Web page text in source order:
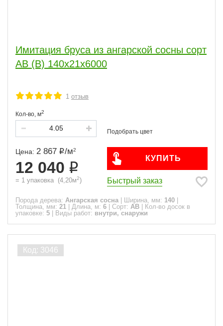
Имитация бруса из ангарской сосны сорт
АВ (В) 140x21x6000
1 отзыв
Кол-во, м2
Цена: 2 867 /м2
12 040
= 1 упаковка (4,20м2)
КУПИТЬ
Быстрый заказ
Порода дерева: Ангарская сосна Ширина, мм: 140
Толщина, мм: 21 Длина, м: 6 Сорт: АВ
Кол-во досок в
упаковке: 5 Виды работ: внутри, снаружи